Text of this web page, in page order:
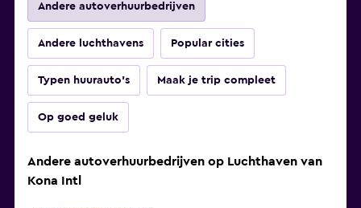
Andere autoverhuurbedrijven
Andere luchthavens Popular cities
Typen huurauto's Maak je trip compleet
Op goed geluk
Andere autoverhuurbedrijven op Luchthaven van
Kona Intl